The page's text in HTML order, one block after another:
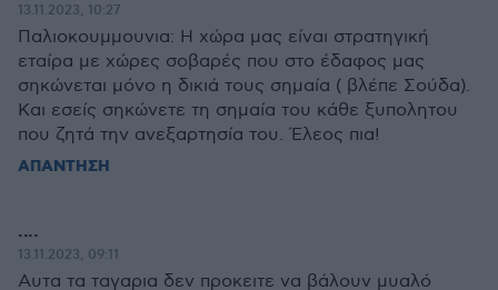
13.11.2023, 10:27
Παλιοκουμμουνια: Η χώρα μας είναι στρατηγική
εταίρα με χώρες σοβαρές που στο έδαφος μας
σηκώνεται μόνο η δικιά τους σημαία ( βλέπε Σούδα).
Και εσείς σηκώνετε τη σημαία του κάθε ξυπολητου
που ζητά την ανεξαρτησία του. Έλεος πια!
ΑΠΑΝΤΗΣΗ
....
13.11.2023, 09:11
Αυτα τα ταγαρια δεν προκειτε να βάλουν μυαλό